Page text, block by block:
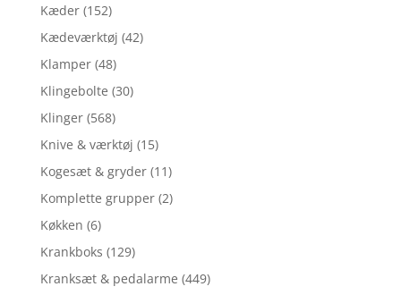
Kæder (152)
Kædeværktøj (42)
Klamper (48)
Klingebolte (30)
Klinger (568)
Knive & værktøj (15)
Kogesæt & gryder (11)
Komplette grupper (2)
Køkken (6)
Krankboks (129)
Kranksæt & pedalarme (449)